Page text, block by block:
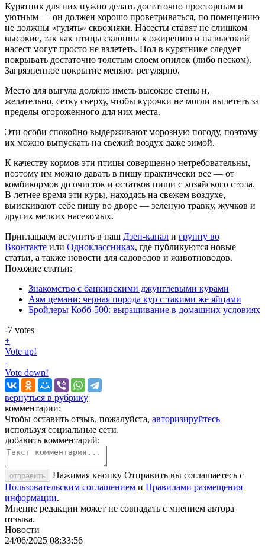
Курятник для них нужно делать достаточно просторным и
уютным — он должен хорошо проветриваться, по помещению
не должны «гулять» сквозняки. Насесты ставят не слишком
высокие, так как птицы склонны к ожирению и на высокий
насест могут просто не взлететь. Пол в курятнике следует
покрывать достаточно толстым слоем опилок (либо песком).
Загрязненное покрытие меняют регулярно.
Место для выгула должно иметь высокие стены и,
желательно, сетку сверху, чтобы курочки не могли вылететь за
пределы огороженного для них места.
Эти особи спокойно выдерживают морозную погоду, поэтому
их можно выпускать на свежий воздух даже зимой.
К качеству кормов эти птицы совершенно нетребовательны,
поэтому им можно давать в пищу практически все — от
комбикормов до очисток и остатков пищи с хозяйского стола.
В летнее время эти куры, находясь на свежем воздухе,
выискивают себе пищу во дворе — зеленую травку, жучков и
других мелких насекомых.
Приглашаем вступить в наш Дзен-канал и группу во
Вконтакте или Одноклассниках, где публикуются новые
статьи, а также новости для садоводов и животноводов.
Похожие статьи:
Знакомство с банкивскими джунглевыми курами
Аям цемани: черная порода кур с такими же яйцами
Бройлеры Кобб-500: выращивание в домашних условиях
-7 votes
+
Vote up!
-
Vote down!
вернуться в рубрику
комментарии:
Чтобы оставить отзыв, пожалуйста, авторизируйтесь
используя социальные сети.
добавить комментарий:
отправить
Нажимая кнопку Отправить вы соглашаетесь с
Пользовательским соглашением и Правилами размещения
информации.
Мнение редакции может не совпадать с мнением автора
отзыва.
Новости
24/06/2025 08:33:56